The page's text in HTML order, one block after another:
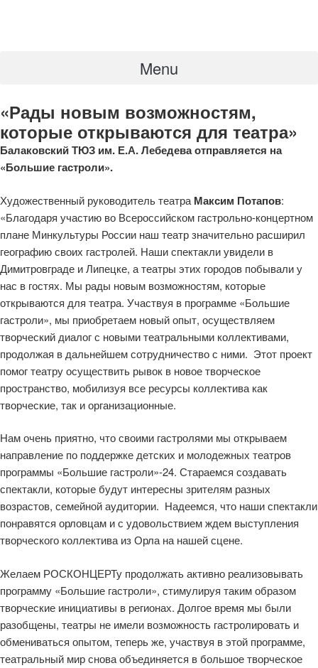
Menu
«Рады новым возможностям,
которые открываются для театра»
Балаковский ТЮЗ им. Е.А. Лебедеваотправляется на
«Большие гастроли».
Художественный руководитель театра Максим Потапов:
«Благодаря участию во Всероссийском гастрольно-концертном
плане Минкультуры России наш театр значительно расширил
географию своих гастролей. Наши спектакли увидели в
Димитровграде и Липецке, а театры этих городов побывали у
нас в гостях. Мы рады новым возможностям, которые
открываются для театра. Участвуя в программе «Большие
гастроли», мы приобретаем новый опыт, осуществляем
творческий диалог с новыми театральными коллективами,
продолжая в дальнейшем сотрудничество с ними. Этот проект
помог театру осуществить рывок в новое творческое
пространство, мобилизуя все ресурсы коллектива как
творческие, так и организационные.
Нам очень приятно, что своими гастролями мы открываем
направление по поддержке детских и молодежных театров
программы «Большие гастроли»-24. Стараемся создавать
спектакли, которые будут интересны зрителям разных
возрастов, семейной аудитории. Надеемся, что наши спектакли
понравятся орловцам и с удовольствием ждем выступления
творческого коллектива из Орла на нашей сцене.
Желаем РОСКОНЦЕРТу продолжать активно реализовывать
программу «Большие гастроли», стимулируя таким образом
творческие инициативы в регионах. Долгое время мы были
разобщены, театры не имели возможность гастролировать и
обмениваться опытом, теперь же, участвуя в этой программе,
театральный мир снова объединяется в большое творческое